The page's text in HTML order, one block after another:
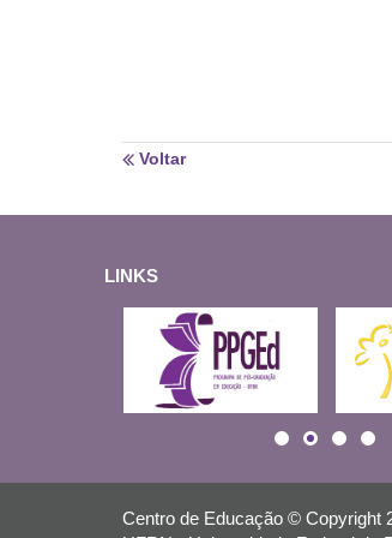
Voltar
LINKS
Centro de Educação © Copyright